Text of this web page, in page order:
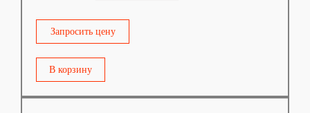
Запросить цену
В корзину